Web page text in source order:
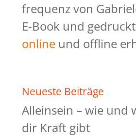
frequenz von
E-Book und
onlineund offline
Neueste Beiträge
Alleinsein – wie und
dir Kraft gibt